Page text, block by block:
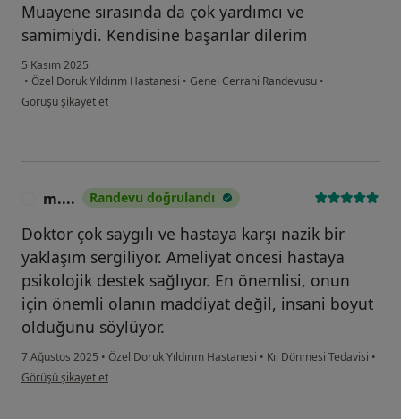
Muayene sırasında da çok yardımcı ve
samimiydi. Kendisine başarılar dilerim
5 Kasım 2025
• Özel Doruk Yıldırım Hastanesi • Genel Cerrahi Randevusu •
kullanıcının görüşüne göre f.....
Görüşü şikayet et
m.... Randevu doğrulandı
Doktor çok saygılı ve hastaya karşı nazik bir
yaklaşım sergiliyor. Ameliyat öncesi hastaya
psikolojik destek sağlıyor. En önemlisi, onun
için önemli olanın maddiyat değil, insani boyut
olduğunu söylüyor.
7 Ağustos 2025 • Özel Doruk Yıldırım Hastanesi • Kıl Dönmesi Tedavisi •
kullanıcının görüşüne göre m....
Görüşü şikayet et